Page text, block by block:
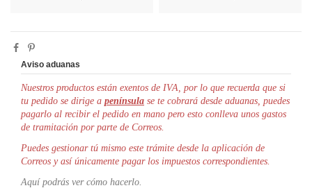
Aviso aduanas
Nuestros productos están exentos de IVA, por lo que recuerda que si
tu pedido se dirige a península se te cobrará desde aduanas, puedes
pagarlo al recibir el pedido en mano pero esto conlleva unos gastos
de tramitación por parte de Correos.
Puedes gestionar tú mismo este trámite desde la aplicación de
Correos y así únicamente pagar los impuestos correspondientes.
Aquí podrás ver cómo hacerlo.